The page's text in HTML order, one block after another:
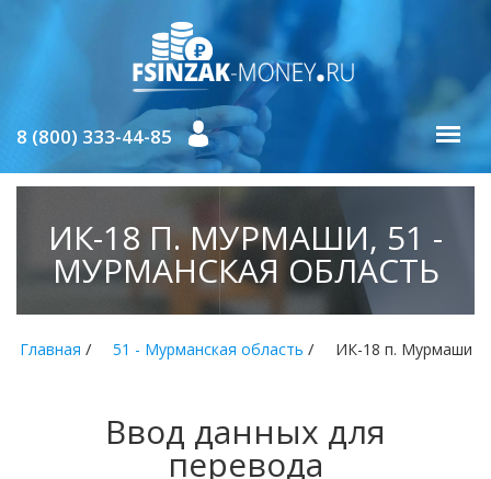
8 (800) 333-44-85
ИК-18 П. МУРМАШИ, 51 -
МУРМАНСКАЯ ОБЛАСТЬ
Главная / 51 - Мурманская область / ИК-18 п. Мурмаши
Ввод данных для
перевода